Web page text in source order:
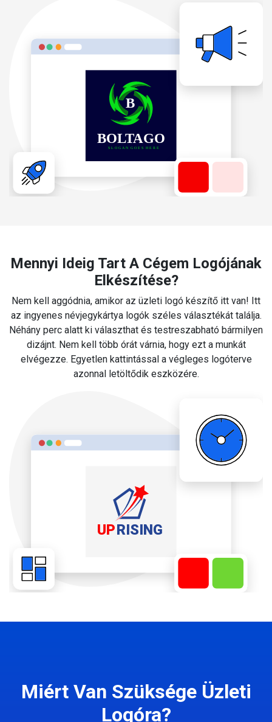
Mennyi Ideig Tart A Cégem Logójának
Elkészítése?
Nem kell aggódnia, amikor az üzleti logó készítő itt van! Itt
az ingyenes névjegykártya logók széles választékát találja.
Néhány perc alatt ki választhat és testreszabható bármilyen
dizájnt. Nem kell több órát várnia, hogy ezt a munkát
elvégezze. Egyetlen kattintással a végleges logóterve
azonnal letöltődik eszközére.
Miért Van Szüksége Üzleti
Logóra?